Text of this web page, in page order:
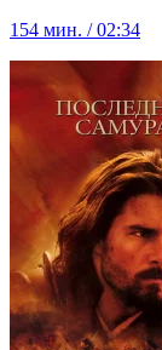
154 мин. / 02:34